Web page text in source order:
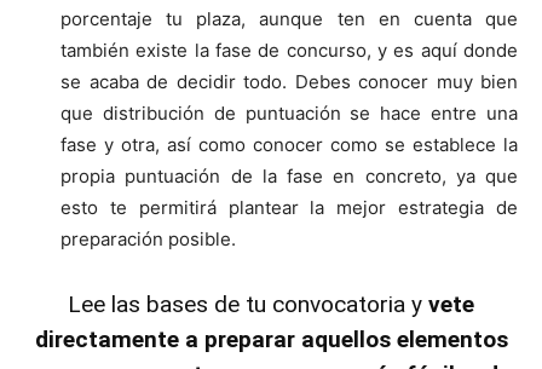
porcentaje tu plaza, aunque ten en cuenta que
también existe la fase de concurso, y es aquí donde
se acaba de decidir todo. Debes conocer muy bien
que distribución de puntuación se hace entre una
fase y otra, así como conocer como se establece la
propia puntuación de la fase en concreto, ya que
esto te permitirá plantear la mejor estrategia de
preparación posible.
Lee las bases de tu convocatoria y vete
directamente a preparar aquellos elementos